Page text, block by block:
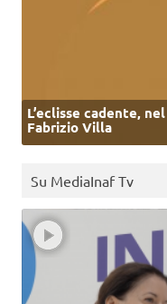
L’eclisse cadente,
Fabrizio Villa
Su MediaInaf Tv